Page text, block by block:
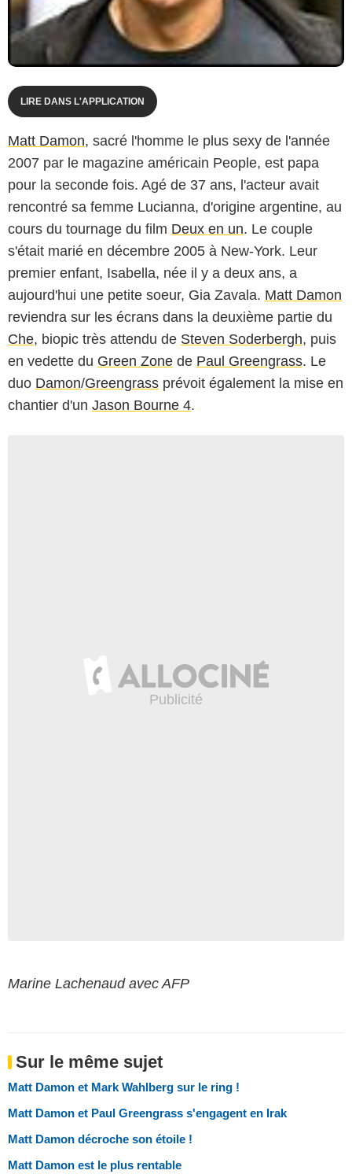
LIRE DANS L'APPLICATION
Matt Damon, sacré l'homme le plus sexy de l'année
2007 par le magazine américain People, est papa
pour la seconde fois. Agé de 37 ans, l'acteur avait
rencontré sa femme Lucianna, d'origine argentine, au
cours du tournage du film Deux en un. Le couple
s'était marié en décembre 2005 à New-York. Leur
premier enfant, Isabella, née il y a deux ans, a
aujourd'hui une petite soeur, Gia Zavala. Matt Damon
reviendra sur les écrans dans la deuxième partie du
Che, biopic très attendu de Steven Soderbergh, puis
en vedette du Green Zone de Paul Greengrass. Le
duo Damon/Greengrass prévoit également la mise en
chantier d'un Jason Bourne 4.
Marine Lachenaud avec AFP
Sur le même sujet
Matt Damon et Mark Wahlberg sur le ring !
Matt Damon et Paul Greengrass s'engagent en Irak
Matt Damon décroche son étoile !
Matt Damon est le plus rentable